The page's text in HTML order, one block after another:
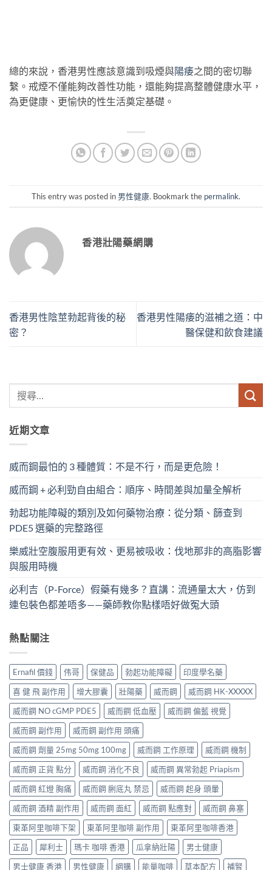
總的來說，香港男性應該意識到吸煙與陽痿之間的密切聯
繫。戒煙不僅能夠改善性功能，還能夠提高整體健康水平，
為更健康、更愉快的性生活奠定基礎。
This entry was posted in 男性健康. Bookmark the permalink.
香港壯陽藥網購
香港男性陰莖勃起背後的秘
密？
香港男性陽痿的滋補之道：中
醫保健和飲食建議
近期文章
威而鋼最怕的 3 種體質：不是不行，而是更危險！
威而鋼 + 必利勁自由組合：順序、時間差與加量全解析
勃起功能障礙的類別及如何藥物治療：從分類、篩查到
PDE5 選藥的完整路徑
樂威壯空腹服用更有效、更易被吸收：伐地那非的高脂影響
與服用時機
必利吉（P-Force）假藥有幾多？直講：流通量太大，仿到
連包裝色都差唔多——藥師教你點樣唔好做冤大頭
熱點關注
Ernafil 價錢 伟哥 保健品 勃起功能障礙
印度學名藥
喜 健 飛 副作用
增大膠囊 壯陽藥 威而鋼
威而鋼 HK-XXXXX
威而鋼 NO cGMP PDE5
威而鋼 低血壓
威而鋼 偏藍 視覺
威而鋼 副作用
威而鋼 副作用 頭痛
威而鋼 劑量 25mg 50mg 100mg
威而鋼 工作原理
威而鋼 機制
威而鋼 正貨 點分
威而鋼 消化不良
威而鋼 異常勃起 Priapism
威而鋼 紅燈 胸痛
威而鋼 脷底丸 禁忌
威而鋼 起身 頭暈
威而鋼 酒精 副作用
威而鋼 面紅 威而鋼 點應對
威而鋼 鼻塞
東革阿里咖啡下架
東革阿里咖啡 副作用
東革阿里咖啡香港
正品
犀利士 瑪卡 咖啡 香港 瓜拿納壯陽
男士健康
男士健康 香港
男性健康 網購 能量咖啡 草本配方 補腎